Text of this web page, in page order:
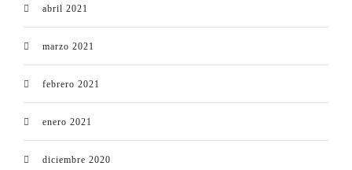
abril 2021
marzo 2021
febrero 2021
enero 2021
diciembre 2020